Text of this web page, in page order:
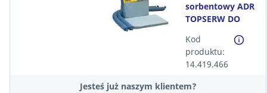
sorbentowy ADR
TOPSERW DO
Kod
produktu:
14.419.466
Jesteś już naszym klientem?